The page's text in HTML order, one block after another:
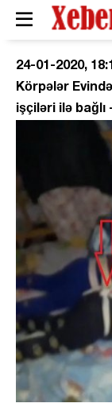
24-01-2020,
Körpələr
işçiləri ilə